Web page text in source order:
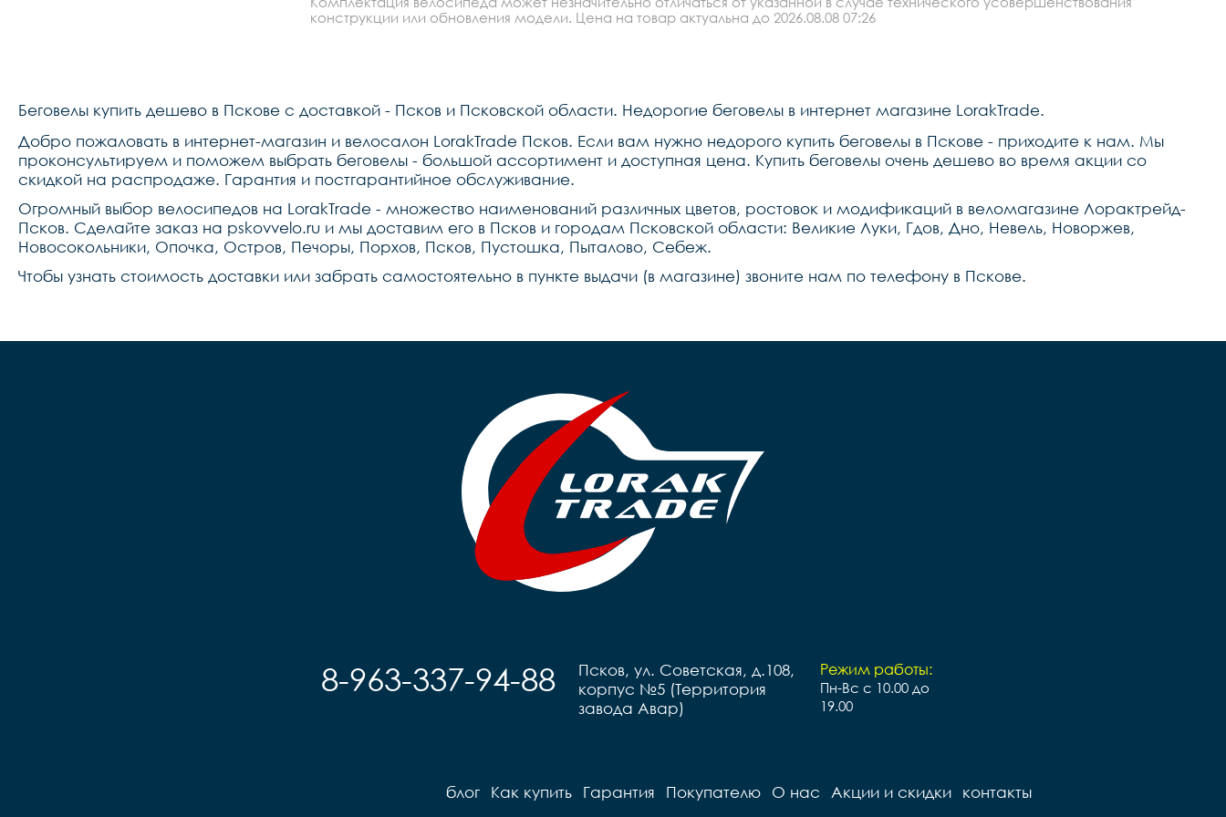
колонка fp,седло lorak
bb,педали -,вес 4,0 кг.
колонка fp,седло lorak
конструкции или обновления модели. Цена на товар актуальна до 2026.08.08 07:26
Беговелы купить дешево в Пскове с доставкой - Псков и Псковской области. Недорогие беговелы в интернет магазине LorakTrade.
Добро пожаловать в интернет-магазин и велосалон LorakTrade Псков. Если вам нужно недорого купить беговелы в Пскове - приходите к нам. Мы
проконсультируем и поможем выбрать беговелы - большой ассортимент и доступная цена. Купить беговелы очень дешево во время акции со
скидкой на распродаже. Гарантия и постгарантийное обслуживание.
Огромный выбор велосипедов на LorakTrade - множество наименований различных цветов, ростовок и модификаций в веломагазине Лорактрейд-
Псков. Сделайте заказ на pskovvelo.ru и мы доставим его в Псков и городам Псковской области: Великие Луки, Гдов, Дно, Невель, Новоржев,
Новосокольники, Опочка, Остров, Печоры, Порхов, Псков, Пустошка, Пыталово, Себеж.
Чтобы узнать стоимость доставки или забрать самостоятельно в пункте выдачи (в магазине) звоните нам по телефону в Пскове.
Режим работы:
Пн-Вс с 10.00 до
19.00
Псков, ул. Советская, д.108,
корпус №5 (Территория
завода Авар)
8-963-337-94-88
блог Как купить Гарантия Покупателю О нас Акции и скидки контакты